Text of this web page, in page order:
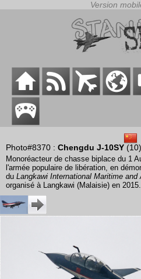
Photo#8370 : Chengdu J-10SY
Monoréacteur de chasse biplace du 1
l'armée populaire de libération, en
du Langkawi International Maritime
organisé à Langkawi (Malaisie) en 2015.